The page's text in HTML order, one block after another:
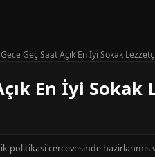
Geç Saat Açık En İyi Sokak
En İyi Sokak
politikasi cercevesinde